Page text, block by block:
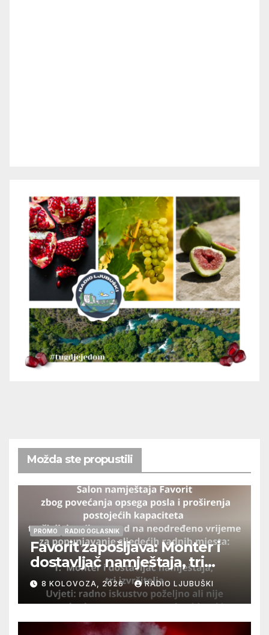
Možda ste propustili
PROMO RADIO OGLASNIK
Favorit zapošljava: Monter i
dostavljač namještaja, tri
izvršitelja
8 KOLOVOZA, 2026 RADIO LJUBUŠKI